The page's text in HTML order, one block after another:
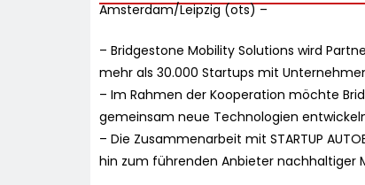
Amsterdam/Leipzig (ots) –
– Bridgestone Mobility Solutions wird
mehr als 30.000 Startups mit
– Im Rahmen der Kooperation möchte
gemeinsam neue Technologien
– Die Zusammenarbeit mit STARTUP
hin zum führenden Anbieter nachhaltiger